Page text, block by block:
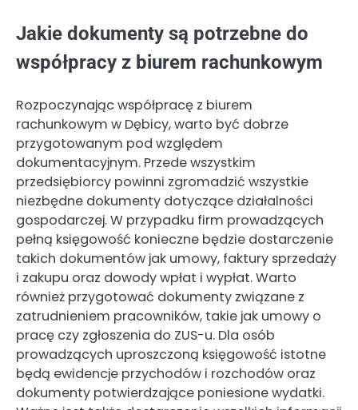
Jakie dokumenty są potrzebne do
współpracy z biurem rachunkowym
Rozpoczynając współpracę z biurem
rachunkowym w Dębicy, warto być dobrze
przygotowanym pod względem
dokumentacyjnym. Przede wszystkim
przedsiębiorcy powinni zgromadzić wszystkie
niezbędne dokumenty dotyczące działalności
gospodarczej. W przypadku firm prowadzących
pełną księgowość konieczne będzie dostarczenie
takich dokumentów jak umowy, faktury sprzedaży
i zakupu oraz dowody wpłat i wypłat. Warto
również przygotować dokumenty związane z
zatrudnieniem pracowników, takie jak umowy o
pracę czy zgłoszenia do ZUS-u. Dla osób
prowadzących uproszczoną księgowość istotne
będą ewidencje przychodów i rozchodów oraz
dokumenty potwierdzające poniesione wydatki.